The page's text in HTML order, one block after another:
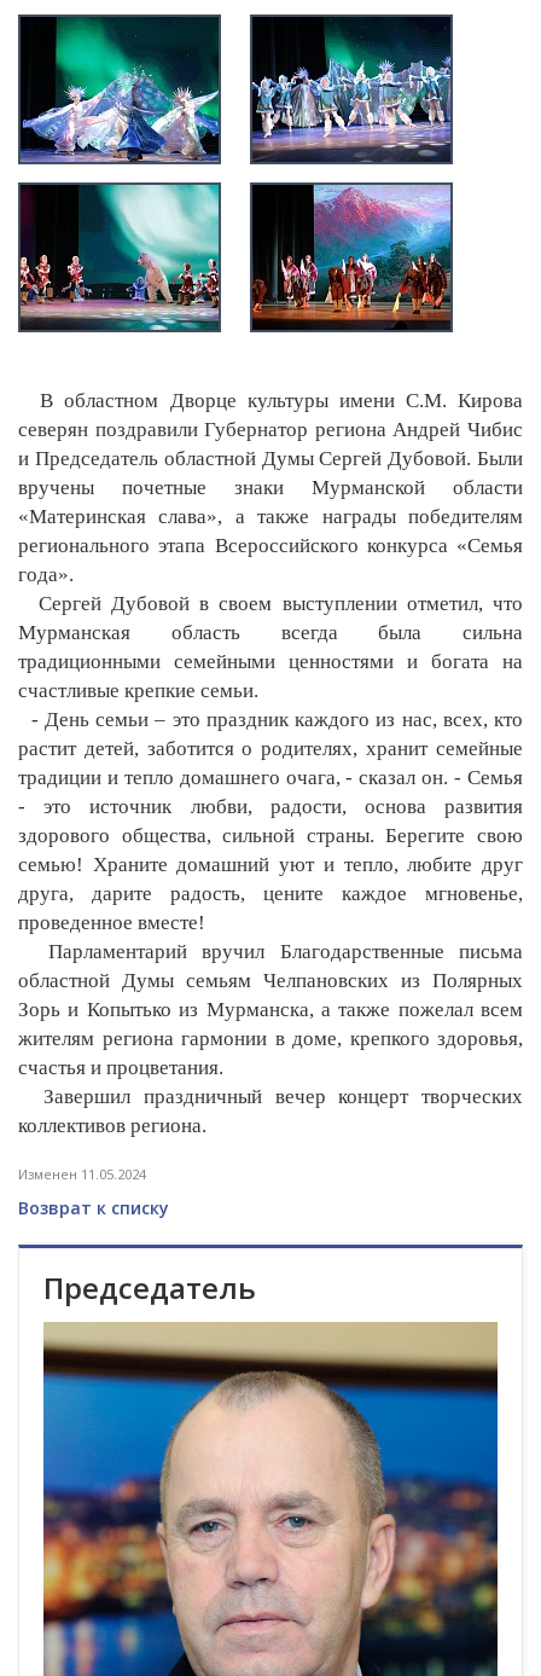
В областном Дворце культуры имени С.М. Кирова
северян поздравили Губернатор региона Андрей Чибис
и Председатель областной Думы Сергей Дубовой. Были
вручены почетные знаки Мурманской области
«Материнская слава», а также награды победителям
регионального этапа Всероссийского конкурса «Семья
года».
Сергей Дубовой в своем выступлении отметил, что
Мурманская область всегда была сильна
традиционными семейными ценностями и богата на
счастливые крепкие семьи.
- День семьи – это праздник каждого из нас, всех, кто
растит детей, заботится о родителях, хранит семейные
традиции и тепло домашнего очага, - сказал он. - Семья
- это источник любви, радости, основа развития
здорового общества, сильной страны. Берегите свою
семью! Храните домашний уют и тепло, любите друг
друга, дарите радость, цените каждое мгновенье,
проведенное вместе!
Парламентарий вручил Благодарственные письма
областной Думы семьям Челпановских из Полярных
Зорь и Копытько из Мурманска, а также пожелал всем
жителям региона гармонии в доме, крепкого здоровья,
счастья и процветания.
Завершил праздничный вечер концерт творческих
коллективов региона.
Изменен 11.05.2024
Возврат к списку
Председатель